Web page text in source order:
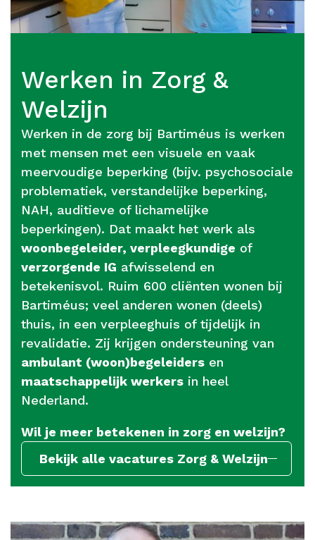
Werken in Zorg &
Welzijn
Werken in de zorg bij Bartiméus is werken
met mensen met een visuele en vaak
meervoudige beperking (bijv. psychosociale
problematiek, verstandelijke beperking,
NAH, auditieve of lichamelijke
beperkingen). Dat maakt het werk als
woonbegeleider, verpleegkundige of
verzorgende IG afwisselend en
betekenisvol. Ruim 600 cliënten wonen bij
Bartiméus; veel anderen wonen (deels)
thuis, in een verpleeghuis of tijdelijk in
revalidatie. Zij krijgen ondersteuning van
ambulant (woon)begeleiders en
maatschappelijk werkers in heel
Nederland.
Wil je meer betekenen in zorg en welzijn?
Bekijk alle vacatures Zorg & Welzijn